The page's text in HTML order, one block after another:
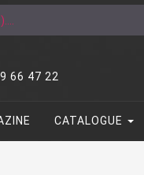
66 47 22
CATALOGUE